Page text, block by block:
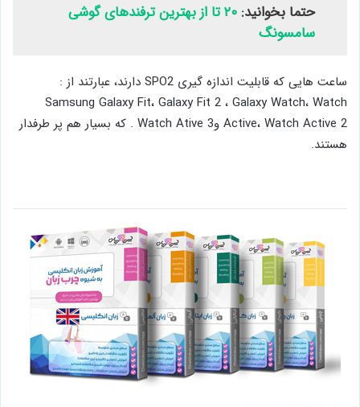
حتما بخوانید:
۲۰ تا از بهترین ترفندهای گوشی
سامسونگ
ساعت ‌هایی که قابلیت اندازه ‌گیری SPO2 دارند، عبارتند از :
Samsung Galaxy Fit، Galaxy Fit 2 ، Galaxy Watch، Watch
Active، Watch Active 2 وWatch Ative 3 . که بسیار هم پر طرفدار
هستند.